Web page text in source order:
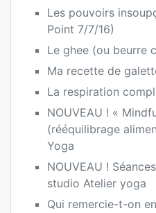
Les pouvoirs
Point 7/7/16)
Le ghee (ou beurre
Ma recette de
La respiration
NOUVEAU ! «
(rééquilibrage
Yoga
NOUVEAU !
studio Atelier yoga
Qui remercie-t-on